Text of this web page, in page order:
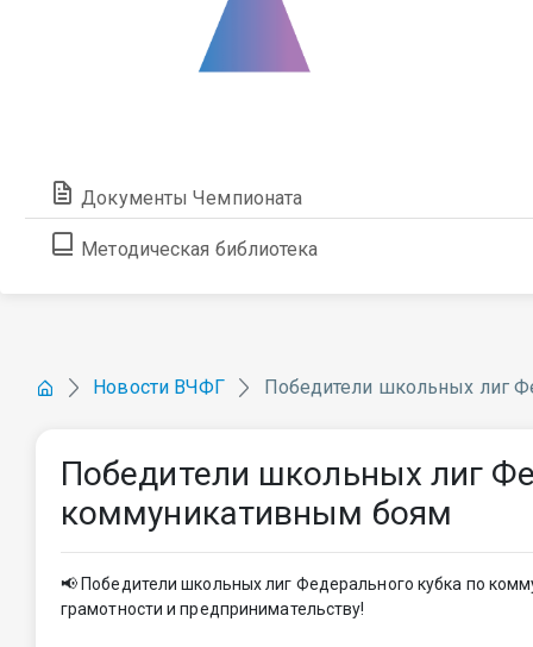
Документы Чемпионата
Методическая библиотека
Новости ВЧФГ Победители школьных лиг
Победители школьных лиг
коммуникативным боям
📢 Победители школьных лиг Федерального кубка по
грамотности и предпринимательству!